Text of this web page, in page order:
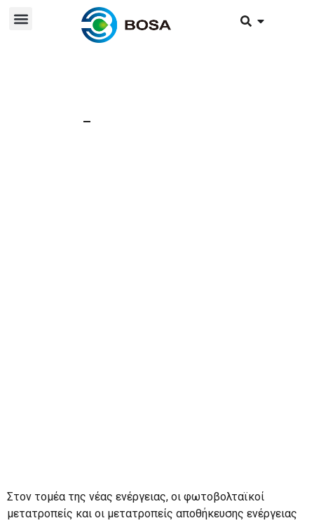
Στον τομέα της νέας ενέργειας, οι φωτοβολταϊκοί
μετατροπείς και οι μετατροπείς αποθήκευσης ενέργειας